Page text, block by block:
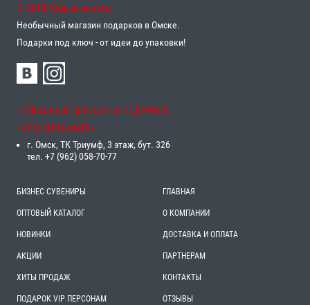
© 2015, Кузькина мать,
Необычный магазин подарков в Омске.
Подарки под ключ - от идеи до упаковки!
НЕОБЫЧНЫЕ МАГАЗИНЫ ПОДАРКОВ
«‎КУЗЬКИНА МАТЬ»‎:
г. Омск, ТК Триумф, 3 этаж, бут. 326
тел. +7 (962) 058-70-77
БИЗНЕС СУВЕНИРЫ
ОПТОВЫЙ КАТАЛОГ
НОВИНКИ
АКЦИИ
ХИТЫ ПРОДАЖ
ПОДАРОК VIP ПЕРСОНАМ
ГЛАВНАЯ
О КОМПАНИИ
ДОСТАВКА И ОПЛАТА
ПАРТНЕРАМ
КОНТАКТЫ
ОТЗЫВЫ